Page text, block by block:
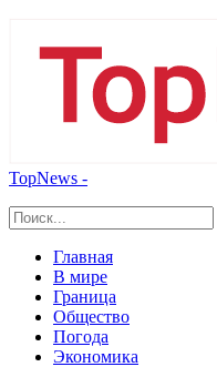
TopNews -
Главная
В мире
Граница
Общество
Погода
Экономика